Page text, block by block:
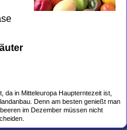
da in Mitteleuropa Haupterntezeit ist,
Denn am besten genießt man
im Dezember müssen nicht